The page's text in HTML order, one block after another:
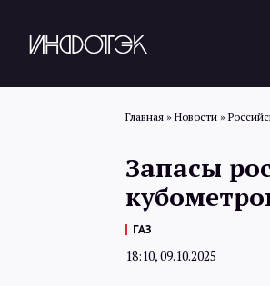
Главная » Новости »
Запасы
ГАЗ
18:10, 09.10.2025